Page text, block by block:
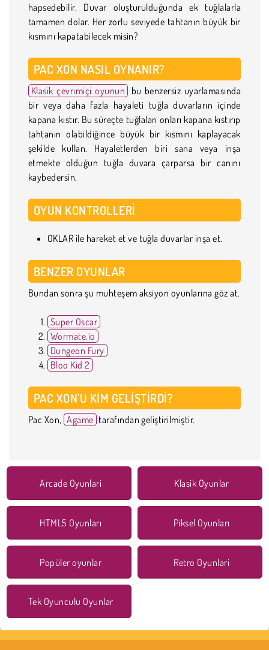
hapsedebilir. Duvar oluşturulduğunda ek tuğlalarla
tamamen dolar. Her zorlu seviyede tahtanın büyük bir
kısmını kapatabilecek misin?
PAC XON NASIL OYNANIR?
Klasik çevrimiçi oyunun
bu benzersiz uyarlamasında
bir veya daha fazla hayaleti tuğla duvarların içinde
kapana kıstır. Bu süreçte tuğlaları onları kapana kıstırıp
tahtanın olabildiğince büyük bir kısmını kaplayacak
şekilde kullan. Hayaletlerden biri sana veya inşa
etmekte olduğun tuğla duvara çarparsa bir canını
kaybedersin.
OYUN KONTROLLERI
OKLAR ile hareket et ve tuğla duvarlar inşa et.
BENZER OYUNLAR
Bundan sonra şu muhteşem aksiyon oyunlarına göz at.
Super Oscar
Wormate.io
Dungeon Fury
Bloo Kid 2
PAC XON'U KIM GELIŞTIRDI?
Pac Xon, Agame tarafından geliştirilmiştir.
Arcade Oyunlari Klasik Oyunlar
HTML5 Oyunları Piksel Oyunları
Popüler oyunlar Retro Oyunlari
Tek Oyunculu Oyunlar